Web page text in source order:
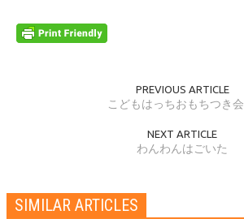
PREVIOUS ARTICLE
こどもはっちおもちつき会
NEXT ARTICLE
わんわんはごいた
SIMILAR ARTICLES